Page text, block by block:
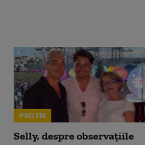
PRO FM
Selly, despre observațiile